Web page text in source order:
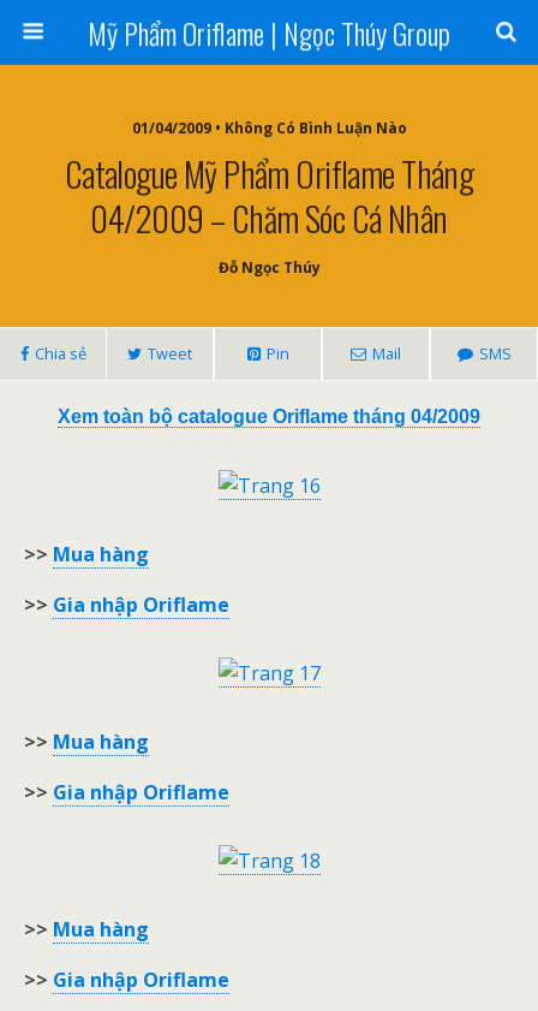
Mỹ Phẩm Oriflame | Ngọc Thúy Group
01/04/2009 • Không Có Bình Luận Nào
Catalogue Mỹ Phẩm Oriflame Tháng
04/2009 – Chăm Sóc Cá Nhân
Đỗ Ngọc Thúy
Chia sẻ Tweet Pin Mail SMS
Xem toàn bộ catalogue Oriflame tháng 04/2009
>> Mua hàng
>> Gia nhập Oriflame
>> Mua hàng
>> Gia nhập Oriflame
>> Mua hàng
>> Gia nhập Oriflame